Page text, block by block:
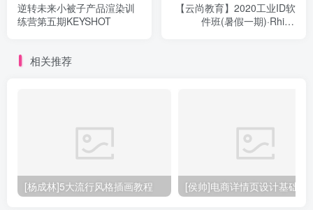
逆转未来小被子产品渲染训
练营第五期KEYSHOT
【云尚教育】2020工业ID软
件班(暑假一期)·Rhino
相关推荐
[杨成林]5大流行风格插画教程 [侯帅]电商详情页设计基础